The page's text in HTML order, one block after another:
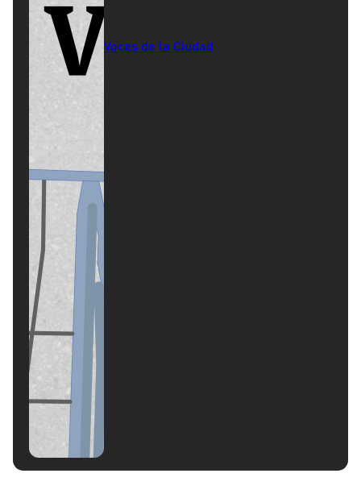
Voces de la Ciudad